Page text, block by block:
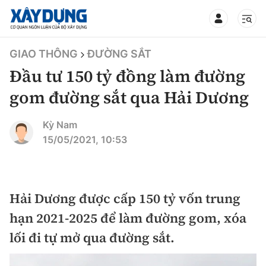
TIN BỘ XÂY DỰNG
CHUYÊN MỤC
Thời sự
Chính trị
Xã hội
Xây dựng
Chỉ đạo điều hành
GIAO THÔNG ĐƯỜNG SẮT
Đầu tư 150 tỷ đồng làm đường
gom đường sắt qua Hải Dương
Kỳ Nam
15/05/2021, 10:53
Hải Dương được cấp 150 tỷ vốn trung
hạn 2021-2025 để làm đường gom, xóa
lối đi tự mở qua đường sắt.